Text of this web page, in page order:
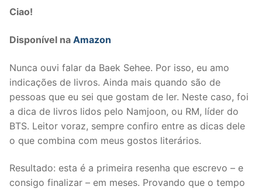
Ciao!
Disponível na Amazon
Nunca ouvi falar da Baek Sehee. Por isso, eu amo
indicações de livros. Ainda mais quando são de
pessoas que eu sei que gostam de ler. Neste caso, foi
a dica de livros lidos pelo Namjoon, ou RM, líder do
BTS. Leitor voraz, sempre confiro entre as dicas dele
o que combina com meus gostos literários.
Resultado: esta é a primeira resenha que escrevo – e
consigo finalizar – em meses. Provando que o tempo